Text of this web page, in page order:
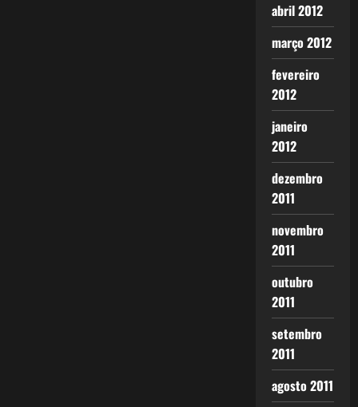
abril 2012
março 2012
fevereiro
2012
janeiro
2012
dezembro
2011
novembro
2011
outubro
2011
setembro
2011
agosto 2011